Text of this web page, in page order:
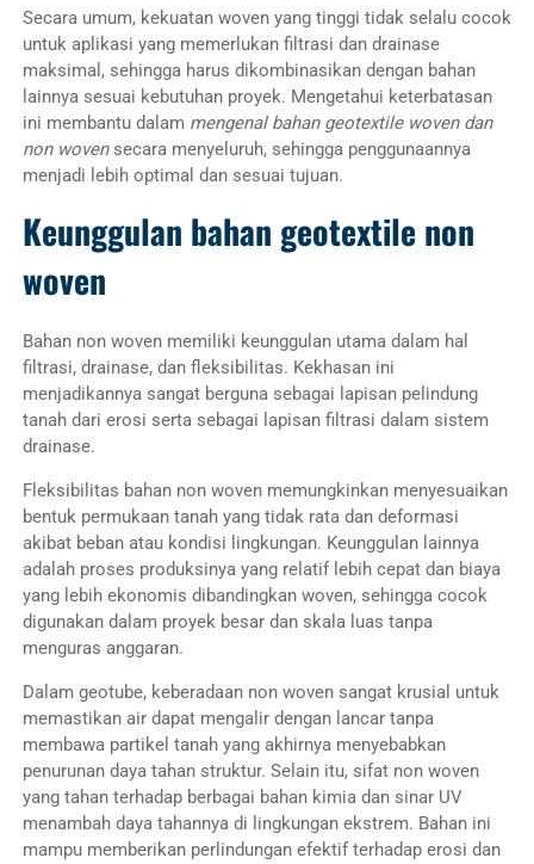
Secara umum, kekuatan woven yang tinggi tidak selalu cocok
untuk aplikasi yang memerlukan filtrasi dan drainase
maksimal, sehingga harus dikombinasikan dengan bahan
lainnya sesuai kebutuhan proyek. Mengetahui keterbatasan
ini membantu dalam mengenal bahan geotextile woven dan
non wovensecara menyeluruh, sehingga penggunaannya
menjadi lebih optimal dan sesuai tujuan.
Keunggulan bahan geotextile non
woven
Bahan non woven memiliki keunggulan utama dalam hal
filtrasi, drainase, dan fleksibilitas. Kekhasan ini
menjadikannya sangat berguna sebagai lapisan pelindung
tanah dari erosi serta sebagai lapisan filtrasi dalam sistem
drainase.
Fleksibilitas bahan non woven memungkinkan menyesuaikan
bentuk permukaan tanah yang tidak rata dan deformasi
akibat beban atau kondisi lingkungan. Keunggulan lainnya
adalah proses produksinya yang relatif lebih cepat dan biaya
yang lebih ekonomis dibandingkan woven, sehingga cocok
digunakan dalam proyek besar dan skala luas tanpa
menguras anggaran.
Dalam geotube, keberadaan non woven sangat krusial untuk
memastikan air dapat mengalir dengan lancar tanpa
membawa partikel tanah yang akhirnya menyebabkan
penurunan daya tahan struktur. Selain itu, sifat non woven
yang tahan terhadap berbagai bahan kimia dan sinar UV
menambah daya tahannya di lingkungan ekstrem. Bahan ini
mampu memberikan perlindungan efektif terhadap erosi dan